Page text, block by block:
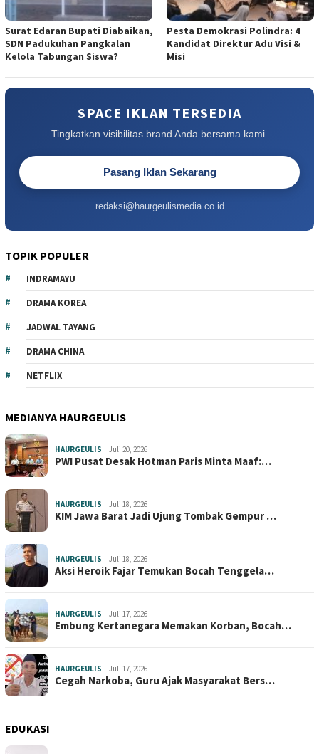
Surat Edaran Bupati Diabaikan,
SDN Padukuhan Pangkalan
Kelola Tabungan Siswa?
Pesta Demokrasi Polindra: 4
Kandidat Direktur Adu Visi &
Misi
SPACE IKLAN TERSEDIA
Tingkatkan visibilitas brand Anda bersama kami.
Pasang Iklan Sekarang
redaksi@haurgeulismedia.co.id
TOPIK POPULER
INDRAMAYU
DRAMA KOREA
JADWAL TAYANG
DRAMA CHINA
NETFLIX
MEDIANYA HAURGEULIS
HAURGEULIS Juli 20, 2026
PWI Pusat Desak Hotman Paris Minta Maaf:…
HAURGEULIS Juli 18, 2026
KIM Jawa Barat Jadi Ujung Tombak Gempur …
HAURGEULIS Juli 18, 2026
Aksi Heroik Fajar Temukan Bocah Tenggela…
HAURGEULIS Juli 17, 2026
Embung Kertanegara Memakan Korban, Bocah…
HAURGEULIS Juli 17, 2026
Cegah Narkoba, Guru Ajak Masyarakat Bers…
EDUKASI